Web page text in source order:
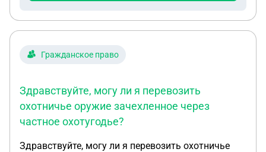
какова вероятность того, что дело будет
прошло уже 15 лет.
Гражданское право
Здравствуйте, могу ли я перевозить
охотничье оружие зачехленное через
частное охотугодье?
Здравствуйте, могу ли я перевозить охотничье